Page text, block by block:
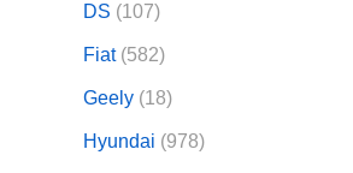
DS (107)
Fiat(582)
Geely (18)
Hyundai (978)